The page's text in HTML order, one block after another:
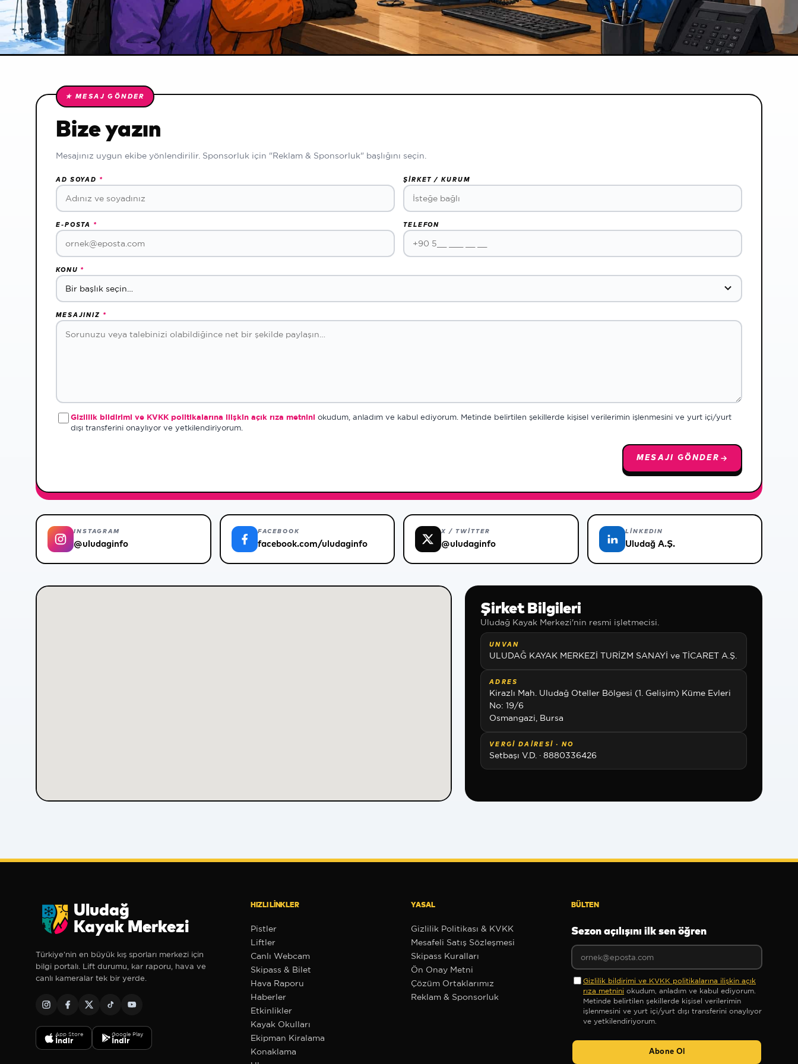
Hava & Kar
Detaylı tahmin · kar raporu
100. Yıl
Cumhuriyet sezonu
İletişim formu ve bilgileri
★ MESAJ GÖNDER
Bize yazın
Mesajınız uygun ekibe yönlendirilir. Sponsorluk için "Reklam & Sponsorluk" başlığını seçin.
AD SOYAD * ŞIRKET / KURUM
E-POSTA * TELEFON
KONU *
MESAJINIZ *
Gizlilik bildirimi ve KVKK politikalarına ilişkin açık rıza metnini okudum, anladım ve kabul ediyorum. Metinde belirtilen şekillerde kişisel verilerimin işlenmesini ve yurt içi/yurt
dışı transferini onaylıyor ve yetkilendiriyorum.
MESAJI GÖNDER
INSTAGRAM
@uludaginfo
FACEBOOK
facebook.com/uludaginfo
X / TWITTER
@uludaginfo
LINKEDIN
Uludağ A.Ş.
Şirket Bilgileri
Uludağ Kayak Merkezi'nin resmi işletmecisi.
UNVAN
ULUDAĞ KAYAK MERKEZİ TURİZM SANAYİ ve TİCARET A.Ş.
ADRES
Kirazlı Mah. Uludağ Oteller Bölgesi (1. Gelişim) Küme Evleri
No: 19/6
Osmangazi, Bursa
VERGI DAIRESI · NO
Setbaşı V.D. · 8880336426
Uludağ
Kayak Merkezi
Türkiye'nin en büyük kış sporları merkezi için
bilgi portalı. Lift durumu, kar raporu, hava ve
canlı kameralar tek bir yerde.
App Store
İndir
Google Play
İndir
HIZLI LINKLER
Pistler
Liftler
Canlı Webcam
Skipass & Bilet
Hava Raporu
Haberler
Etkinlikler
Kayak Okulları
Ekipman Kiralama
Konaklama
YASAL
Gizlilik Politikası & KVKK
Mesafeli Satış Sözleşmesi
Skipass Kuralları
Ön Onay Metni
Çözüm Ortaklarımız
Reklam & Sponsorluk
BÜLTEN
Sezon açılışını ilk sen öğren
Gizlilik bildirimi ve KVKK politikalarına ilişkin açık
rıza metnini okudum, anladım ve kabul ediyorum.
Metinde belirtilen şekillerde kişisel verilerimin
işlenmesini ve yurt içi/yurt dışı transferini onaylıyor
ve yetkilendiriyorum.
Abone Ol